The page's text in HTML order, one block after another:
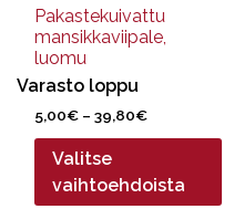
Pakastekuivattu
mansikkaviipale,
luomu
Varasto loppu
5,00€ – 39,80€Hintaluokka:
5,00€
39,80€
Valitse
vaihtoehdoista
sivulla.